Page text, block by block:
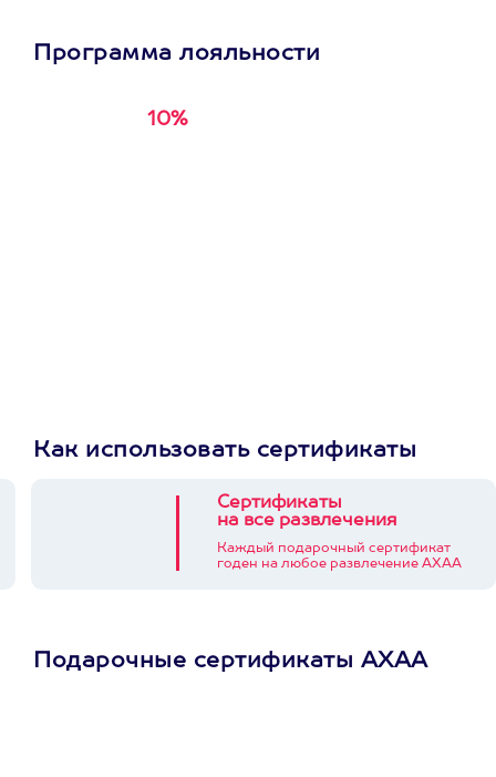
Программа лояльности
10%
Как использовать сертификаты
Сертификаты
на все развлечения
Каждый подарочный сертификат
годен на любое развлечение АХАА
Подарочные сертификаты АХАА